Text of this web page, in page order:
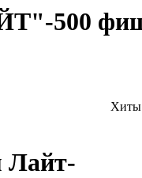
500
Лайт-